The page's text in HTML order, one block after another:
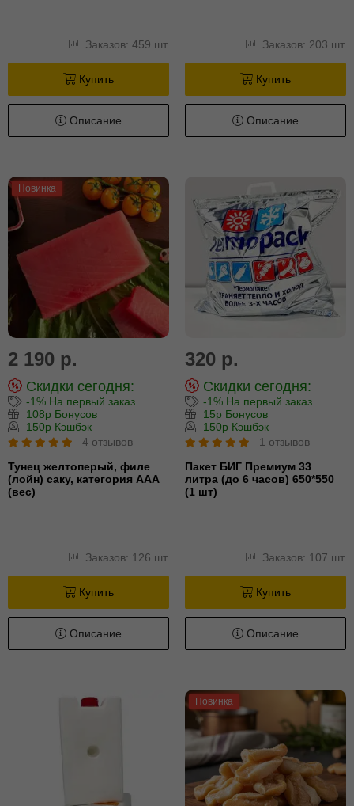
Заказов: 459 шт.
Купить
Описание
Заказов: 203 шт.
Купить
Описание
Новинка
2 190 р.
Скидки сегодня:
-1% На первый заказ
108р Бонусов
150р Кэшбэк
4 отзывов
Тунец желтоперый, филе
(лойн) cаку, категория ААА
(вес)
Заказов: 126 шт.
Купить
Описание
320 р.
Скидки сегодня:
-1% На первый заказ
15р Бонусов
150р Кэшбэк
1 отзывов
Пакет БИГ Премиум 33
литра (до 6 часов) 650*550
(1 шт)
Заказов: 107 шт.
Купить
Описание
Новинка